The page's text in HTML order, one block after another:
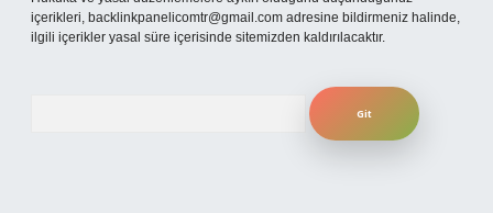
içerikleri, backlinkpanelicomtr@gmail.com adresine bildirmeniz halinde,
ilgili içerikler yasal süre içerisinde sitemizden kaldırılacaktır.